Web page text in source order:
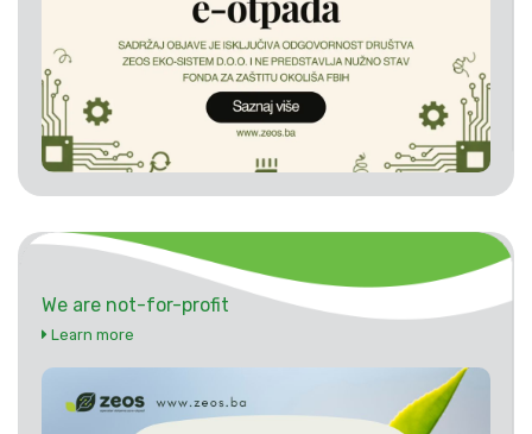
We are not-for-profit
Learn more